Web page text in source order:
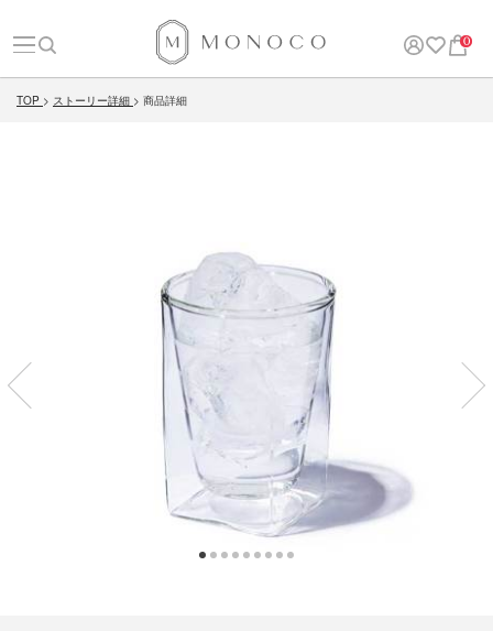
0
TOP ストーリー詳細 商品詳細